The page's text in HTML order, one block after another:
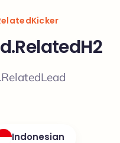
Indonesian